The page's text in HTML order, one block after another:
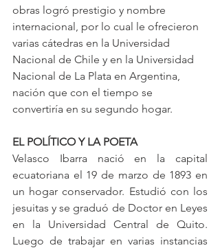
obras logró prestigio y nombre
internacional, por lo cual le ofrecieron
varias cátedras en la Universidad
Nacional de Chile y en la Universidad
Nacional de La Plata en Argentina,
nación que con el tiempo se
convertiría en su segundo hogar.
EL POLÍTICO Y LA POETA
Velasco Ibarra nació en la capital
ecuatoriana el 19 de marzo de 1893 en
un hogar conservador. Estudió con los
jesuitas y se graduó de Doctor en Leyes
en la Universidad Central de Quito.
Luego de trabajar en varias instancias